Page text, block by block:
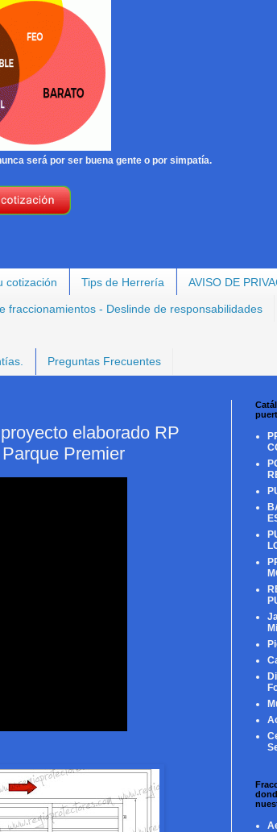
será por ser buena gente o por simpatía.
cotización Tips de Herrería AVISO DE
fraccionamientos - Deslinde de responsabilidades
Preguntas Frecuentes
elaborado RP
Premier